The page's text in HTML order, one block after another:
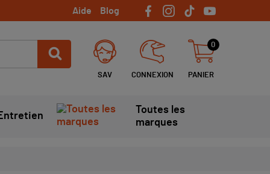
Aide Blog
SAV CONNEXION PANIER
0
Toutes les
marques